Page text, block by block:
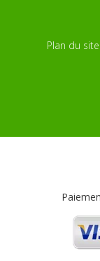
Plan du